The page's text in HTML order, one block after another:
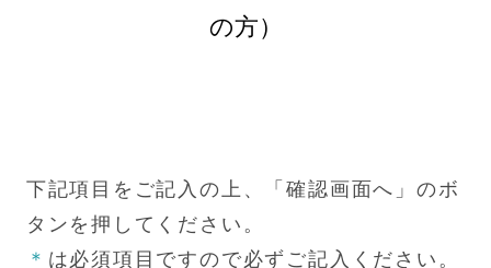
の方）
下記項目をご記入の上、「確認画面へ」のボ
タンを押してください。
＊ は必須項目ですので必ずご記入ください。